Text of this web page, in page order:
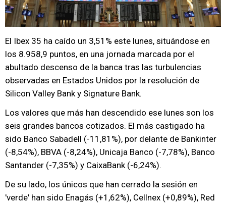
El Ibex 35 ha caído un 3,51% este lunes, situándose en
los 8.958,9 puntos, en una jornada marcada por el
abultado descenso de la banca tras las turbulencias
observadas en Estados Unidos por la resolución de
Silicon Valley Bank y Signature Bank.
Los valores que más han descendido ese lunes son los
seis grandes bancos cotizados. El más castigado ha
sido Banco Sabadell (-11,81%), por delante de Bankinter
(-8,54%), BBVA (-8,24%), Unicaja Banco (-7,78%), Banco
Santander (-7,35%) y CaixaBank (-6,24%).
De su lado, los únicos que han cerrado la sesión en
'verde' han sido Enagás (+1,62%), Cellnex (+0,89%), Red